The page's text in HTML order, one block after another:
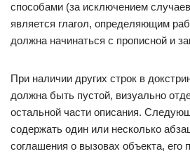
способами (за исключением
является глагол, определяющим
должна начинаться с прописной и
При наличии других строк в
должна быть пустой, визуально
остальной части описания.
содержать один или несколько
соглашения о вызовах объекта,